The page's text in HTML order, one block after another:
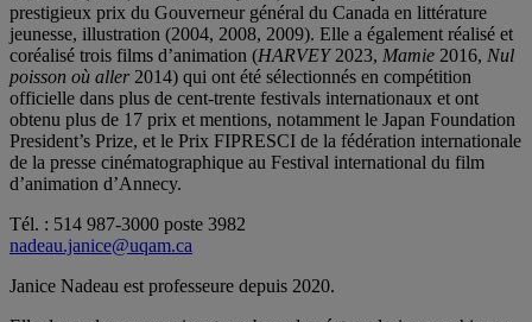
prestigieux prix du Gouverneur général du Canada en littérature
jeunesse, illustration (2004, 2008, 2009). Elle a également réalisé et
coréalisé trois films d’animation (HARVEY2023, Mamie 2016, Nul
poisson où aller2014) qui ont été sélectionnés en compétition
officielle dans plus de cent-trente festivals internationaux et ont
obtenu plus de 17 prix et mentions, notamment le Japan Foundation
President’s Prize, et le Prix FIPRESCI de la fédération internationale
de la presse cinématographique au Festival international du film
d’animation d’Annecy.
Tél. : 514 987-3000 poste 3982
nadeau.janice@uqam.ca
Janice Nadeau est professeure depuis 2020.